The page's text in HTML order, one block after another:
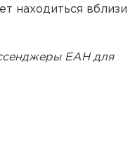
находиться вблизи
ЕАН для